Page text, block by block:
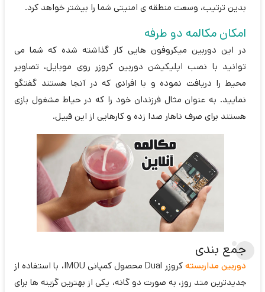
بدین ترتیب، وسعت منطقه ی امنیتی شما را بیشتر خواهد کرد.
امکان مکالمه دو طرفه
در این دوربین میکروفون هایی کار گذاشته شده که شما می
توانید با نصب اپلیکیشن دوربین کروزر روی موبایل، تصاویر
محیط را دریافت نموده و با افرادی که در آنجا هستند گفتگو
نمایید. به عنوان مثال فرزندان خود را که در حیاط مشغول بازی
هستند برای صرف ناهار صدا زده و کارهایی از این قبیل.
جمع بندی
دوربین مداربسته
کروزر Dual محصول کمپانی IMOU، با استفاده از
جدیدترین متد روز، به صورت دو گانه، یکی از بهترین گزینه ها برای